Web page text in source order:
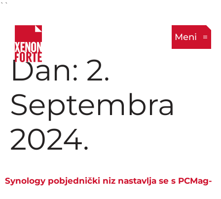
``
Meni
Dan: 2.
Septembra
2024.
Synology pobjednički niz nastavlja se s PCMag-